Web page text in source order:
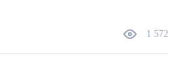
1 572